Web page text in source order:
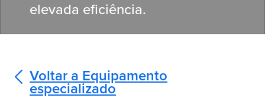
elevada eficiência.
Voltar a Equipamento
especializado